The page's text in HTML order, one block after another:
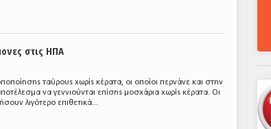
στις ΗΠΑ
ταύρους χωρίς κέρατα, οι οποίοι περνάνε και στην
να γεννιούνται επίσης μοσχάρια χωρίς κέρατα. Οι
λιγότερο επιθετικά...